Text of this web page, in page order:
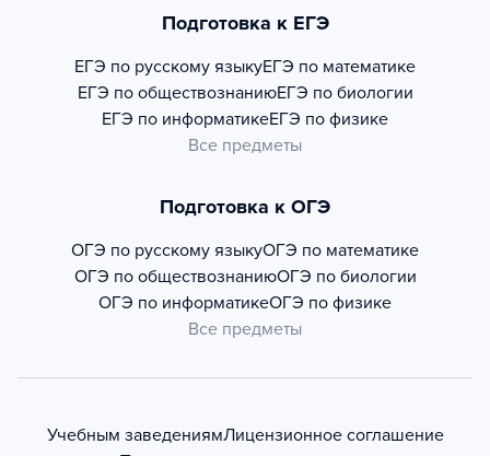
Подготовка к ЕГЭ
ЕГЭ по русскому языкуЕГЭ по математике
ЕГЭ по обществознаниюЕГЭ по биологии
ЕГЭ по информатикеЕГЭ по физике
Все предметы
Подготовка к ОГЭ
ОГЭ по русскому языкуОГЭ по математике
ОГЭ по обществознаниюОГЭ по биологии
ОГЭ по информатикеОГЭ по физике
Все предметы
Учебным заведениямЛицензионное соглашение